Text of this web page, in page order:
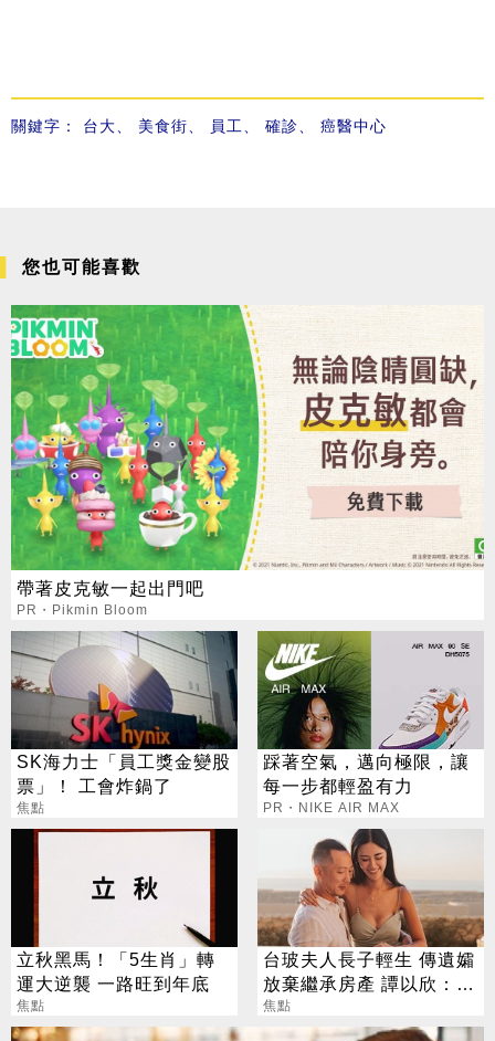
關鍵字： 台大、 美食街、 員工、 確診、 癌醫中心
您也可能喜歡
帶著皮克敏一起出門吧
PR・Pikmin Bloom
SK海力士「員工獎金變股
票」！ 工會炸鍋了
焦點
踩著空氣，邁向極限，讓
每一步都輕盈有力
PR・NIKE AIR MAX
立秋黑馬！「5生肖」轉
運大逆襲 一路旺到年底
焦點
台玻夫人長子輕生 傳遺孀
放棄繼承房產 譚以欣：不
實內容二次傷害
焦點